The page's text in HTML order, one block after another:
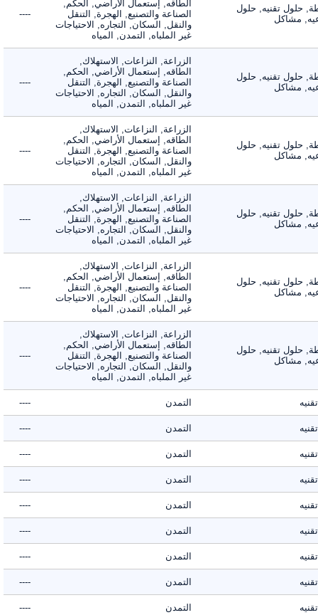
حلول تقنيه, حلول
مشاكل
الطاقه, إستعمال الأراضي, الحكم,
الصناعة والتصنيع, الهجرة, التنقل
والنقل, السكان, التجاره, الاحتياجات
غير الملباه, التمدن, المياه
----
حلول تقنيه, حلول
مشاكل
الزراعة, النزاعات, الاستهلاك,
الطاقه, إستعمال الأراضي, الحكم,
الصناعة والتصنيع, الهجرة, التنقل
والنقل, السكان, التجاره, الاحتياجات
غير الملباه, التمدن, المياه
----
حلول تقنيه, حلول
مشاكل
الزراعة, النزاعات, الاستهلاك,
الطاقه, إستعمال الأراضي, الحكم,
الصناعة والتصنيع, الهجرة, التنقل
والنقل, السكان, التجاره, الاحتياجات
غير الملباه, التمدن, المياه
----
حلول تقنيه, حلول
مشاكل
الزراعة, النزاعات, الاستهلاك,
الطاقه, إستعمال الأراضي, الحكم,
الصناعة والتصنيع, الهجرة, التنقل
والنقل, السكان, التجاره, الاحتياجات
غير الملباه, التمدن, المياه
----
حلول تقنيه, حلول
مشاكل
الزراعة, النزاعات, الاستهلاك,
الطاقه, إستعمال الأراضي, الحكم,
الصناعة والتصنيع, الهجرة, التنقل
والنقل, السكان, التجاره, الاحتياجات
غير الملباه, التمدن, المياه
----
حلول تقنيه, حلول
مشاكل
الزراعة, النزاعات, الاستهلاك,
الطاقه, إستعمال الأراضي, الحكم,
الصناعة والتصنيع, الهجرة, التنقل
والنقل, السكان, التجاره, الاحتياجات
غير الملباه, التمدن, المياه
----
التمدن ----
التمدن ----
التمدن ----
التمدن ----
التمدن ----
التمدن ----
التمدن ----
التمدن ----
التمدن ----